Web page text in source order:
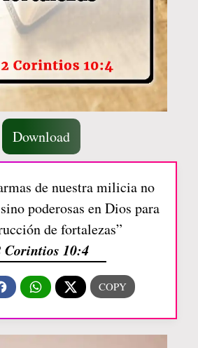
Download
de nuestra milicia no
poderosas en Dios para
de fortalezas”
Corintios 10:4